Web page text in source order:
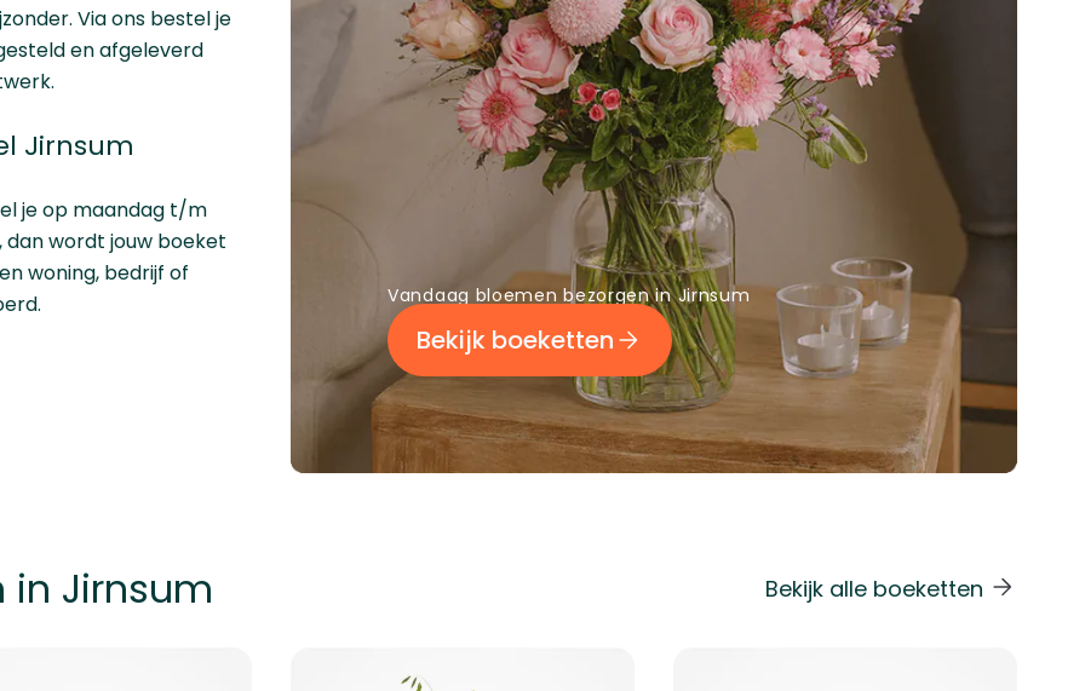
Via ons bestel je
en afgeleverd
Jirnsum
je op maandag t/m
dan wordt jouw boeket
woning, bedrijf of
Vandaag bloemen bezorgen in Jirnsum
Bekijk boeketten
in Jirnsum Bekijk alle boeketten